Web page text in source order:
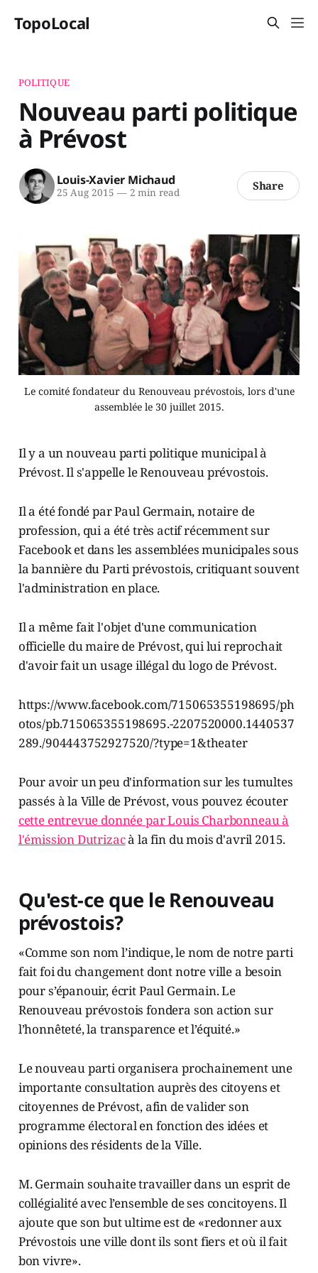
TopoLocal
POLITIQUE
Nouveau parti politique
à Prévost
Louis-Xavier Michaud
25 Aug 2015 —2 min read Share
Le comité fondateur du Renouveau prévostois, lors d'une
assemblée le 30 juillet 2015.
Il y a un nouveau parti politique municipal à
Prévost. Il s'appelle le Renouveau prévostois.
Il a été fondé par Paul Germain, notaire de
profession, qui a été très actif récemment sur
Facebook et dans les assemblées municipales sous
la bannière du Parti prévostois, critiquant souvent
l'administration en place.
Il a même fait l'objet d'une communication
officielle du maire de Prévost, qui lui reprochait
d'avoir fait un usage illégal du logo de Prévost.
https://www.facebook.com/715065355198695/ph
otos/pb.715065355198695.-2207520000.1440537
289./904443752927520/?type=1&theater
Pour avoir un peu d'information sur les tumultes
passés à la Ville de Prévost, vous pouvez écouter
cette entrevue donnée par Louis Charbonneau à
l'émission Dutrizacà la fin du mois d'avril 2015.
Qu'est-ce que le Renouveau
prévostois?
«Comme son nom l’indique, le nom de notre parti
fait foi du changement dont notre ville a besoin
pour s’épanouir, écrit Paul Germain. Le
Renouveau prévostois fondera son action sur
l’honnêteté, la transparence et l’équité.»
Le nouveau parti organisera prochainement une
importante consultation auprès des citoyens et
citoyennes de Prévost, afin de valider son
programme électoral en fonction des idées et
opinions des résidents de la Ville.
M. Germain souhaite travailler dans un esprit de
collégialité avec l’ensemble de ses concitoyens. Il
ajoute que son but ultime est de «redonner aux
Prévostois une ville dont ils sont fiers et où il fait
bon vivre».